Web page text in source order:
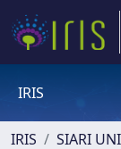
IRIS
IRIS SIARI